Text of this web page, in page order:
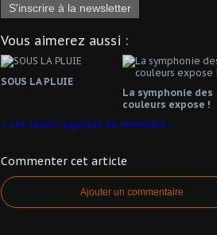
S'inscrire à la newsletter
Vous aimerez aussi :
SOUS LA PLUIE
La symphonie des
couleurs expose !
Les talons aiguilles de Mamoune !
Commenter cet article
Ajouter un commentaire